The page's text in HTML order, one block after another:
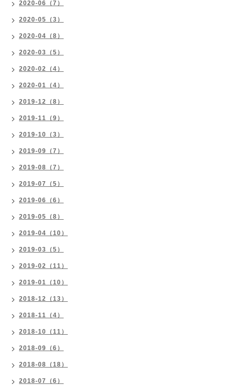
2020-06（7）
2020-05（3）
2020-04（8）
2020-03（5）
2020-02（4）
2020-01（4）
2019-12（8）
2019-11（9）
2019-10（3）
2019-09（7）
2019-08（7）
2019-07（5）
2019-06（6）
2019-05（8）
2019-04（10）
2019-03（5）
2019-02（11）
2019-01（10）
2018-12（13）
2018-11（4）
2018-10（11）
2018-09（6）
2018-08（18）
2018-07（6）